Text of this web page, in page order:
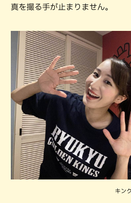
真を撮る手が止まりません。
キン